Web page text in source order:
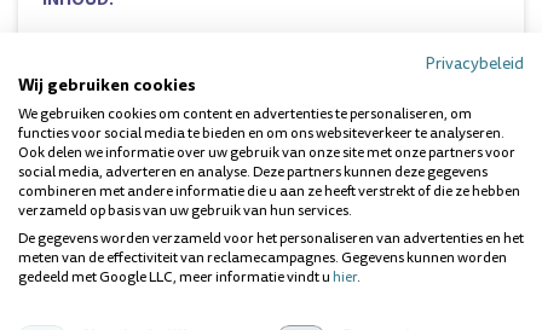
Dit product kunt u vinden in de volgende categorie:ragers.
Vragen over dit product? Wij helpen je
graag!
Privacybeleid
Wij gebruiken cookies
We gebruiken cookies om content en advertenties te personaliseren, om
functies voor social media te bieden en om ons websiteverkeer te analyseren.
Ook delen we informatie over uw gebruik van onze site met onze partners voor
social media, adverteren en analyse. Deze partners kunnen deze gegevens
combineren met andere informatie die u aan ze heeft verstrekt of die ze hebben
verzameld op basis van uw gebruik van hun services.
De gegevens worden verzameld voor het personaliseren van advertenties en het
meten van de effectiviteit van reclamecampagnes. Gegevens kunnen worden
gedeeld met Google LLC, meer informatie vindt uhier.